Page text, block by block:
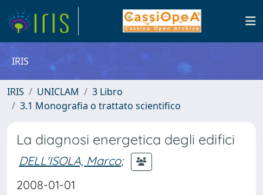
IRIS
IRIS UNICLAM
3 Libro
3.1 Monografia o trattato scientifico
La diagnosi energetica degli edifici
DELL'ISOLA, Marco;
2008-01-01